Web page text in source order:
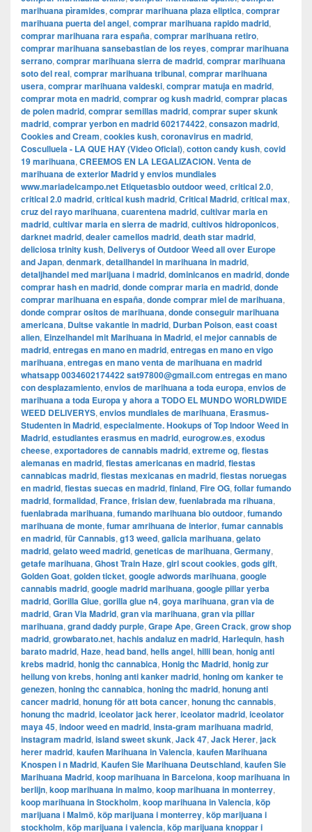
marihuana pìramides, comprar marihuana plaza eliptica, comprar
marihuana puerta del angel, comprar marihuana rapido madrid,
comprar marihuana rara españa, comprar marihuana retiro,
comprar marihuana sansebastian de los reyes, comprar marihuana
serrano, comprar marihuana sierra de madrid, comprar marihuana
soto del real, comprar marihuana tribunal, comprar marihuana
usera, comprar marihuana valdeski, comprar matuja en madrid,
comprar mota en madrid, comprar og kush madrid, comprar placas
de polen madrid, comprar semillas madrid, comprar super skunk
madrid, comprar yerbon en madrid 602174422, consazon madrid,
Cookies and Cream, cookies kush, coronavirus en madrid,
Cosculluela - LA QUE HAY (Video Oficial), cotton candy kush, covid
19 marihuana, CREEMOS EN LA LEGALIZACION. Venta de
marihuana de exterior Madrid y envios mundiales
www.mariadelcampo.net Etiquetasbio outdoor weed, critical 2.0,
critical 2.0 madrid, critical kush madrid, Critical Madrid, critical max,
cruz del rayo marihuana, cuarentena madrid, cultivar maria en
madrid, cultivar maria en sierra de madrid, cultivos hidroponicos,
darknet madrid, dealer camellos madrid, death star madrid,
deliciosa trinity kush, Deliverys of Outdoor Weed all over Europe
and Japan, denmark, detailhandel in marihuana in madrid,
detaljhandel med marijuana i madrid, dominicanos en madrid, donde
comprar hash en madrid, donde comprar maria en madrid, donde
comprar marihuana en españa, donde comprar miel de marihuana,
donde comprar ositos de marihuana, donde conseguir marihuana
americana, Duitse vakantie in madrid, Durban Poison, east coast
alien, Einzelhandel mit Marihuana in Madrid, el mejor cannabis de
madrid, entregas en mano en madrid, entregas en mano en vigo
marihuana, entregas en mano venta de marihuana en madrid
whatsapp 0034602174422 sat97800@gmail.com entregas en mano
con desplazamiento, envios de marihuana a toda europa, envios de
marihuana a toda Europa y ahora a TODO EL MUNDO WORLDWIDE
WEED DELIVERYS, envios mundiales de marihuana, Erasmus-
Studenten in Madrid, especialmente. Hookups of Top Indoor Weed in
Madrid, estudiantes erasmus en madrid, eurogrow.es, exodus
cheese, exportadores de cannabis madrid, extreme og, fiestas
alemanas en madrid, fiestas americanas en madrid, fiestas
cannabicas madrid, fiestas mexicanas en madrid, fiestas noruegas
en madrid, fiestas suecas en madrid, finland, Fire OG, follar fumando
madrid, formalidad, France, frisian dew, fuenlabrada ma rihuana,
fuenlabrada marihuana, fumando marihuana bio outdoor, fumando
marihuana de monte, fumar amrihuana de interior, fumar cannabis
en madrid, für Cannabis, g13 weed, galicia marihuana, gelato
madrid, gelato weed madrid, geneticas de marihuana, Germany,
getafe marihuana, Ghost Train Haze, girl scout cookies, gods gift,
Golden Goat, golden ticket, google adwords marihuana, google
cannabis madrid, google madrid marihuana, google pillar yerba
madrid, Gorilla Glue, gorilla glue n4, goya marihuana, gran via de
madrid, ​​Gran Via Madrid, gran via marihuana, gran via pillar
marihuana, grand daddy purple, Grape Ape, Green Crack, grow shop
madrid, growbarato.net, hachis andaluz en madrid, Harlequin, hash
barato madrid, Haze, head band, hells angel, hilli bean, honig anti
krebs madrid, honig thc cannabica, Honig thc Madrid, honig zur
heilung von krebs, honing anti kanker madrid, honing om kanker te
genezen, honing thc cannabica, honing thc madrid, honung anti
cancer madrid, honung för att bota cancer, honung thc cannabis,
honung thc madrid, iceolator jack herer, iceolator madrid, iceolator
maya 45, indoor weed en madrid, insta-gram marihuana madrid,
instagram madrid, island sweet skunk, Jack 47, Jack Herer, jack
herer madrid, kaufen Marihuana in Valencia, kaufen Marihuana
Knospen i n Madrid, Kaufen Sie Marihuana Deutschland, kaufen Sie
Marihuana Madrid, koop marihuana in Barcelona, koop marihuana in
berlijn, koop marihuana in malmo, koop marihuana in monterrey,
koop marihuana in Stockholm, ​​koop marihuana in Valencia, köp
marijuana i Malmö, köp marijuana i monterrey, köp marijuana i
stockholm, ​​köp marijuana i valencia, köp marijuana knoppar i